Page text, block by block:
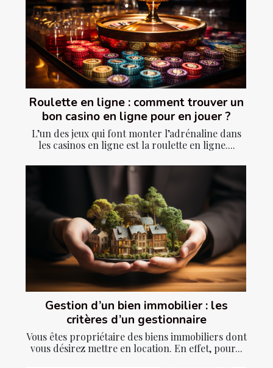
Roulette en ligne : comment trouver un
bon casino en ligne pour en jouer ?
L’un des jeux qui font monter l’adrénaline dans
les casinos en ligne est la roulette en ligne....
Gestion d’un bien immobilier : les
critères d’un gestionnaire
Vous êtes propriétaire des biens immobiliers dont
vous désirez mettre en location. En effet, pour...